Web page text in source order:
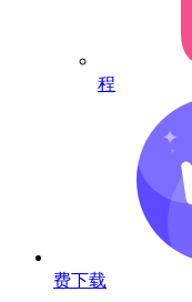
程
费下载